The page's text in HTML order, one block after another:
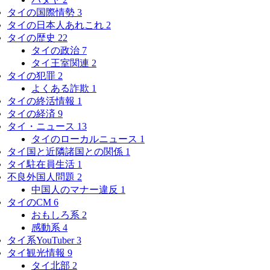
タイの国際情勢 3
タイの日本人あれこれ 2
タイの歴史 22
タイの政治 7
タイ王室関連 2
タイの犯罪 2
よくある詐欺 1
タイの終活情報 1
タイの経済 9
タイ・ニュース 13
タイのローカルニュース 1
タイ国と近隣諸国との関係 1
タイ駐在員生活 1
不良外国人問題 2
中国人のマナー違反 1
タイのCM 6
おもしろ系 2
感動系 4
タイ系YouTuber3
タイ観光情報 9
タイ北部 2